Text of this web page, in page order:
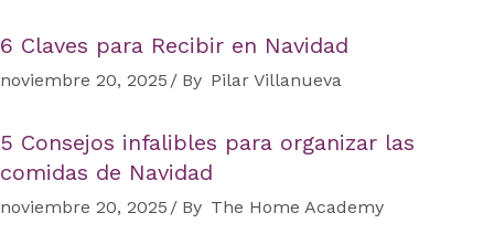
6 Claves para Recibir en Navidad
noviembre 20, 2025 By Pilar Villanueva
5 Consejos infalibles para organizar las
comidas de Navidad
noviembre 20, 2025 By The Home Academy